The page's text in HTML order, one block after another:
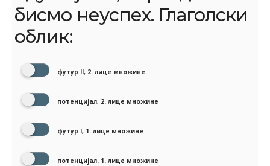
бисмо неуспех. Глаголски
облик:
футур II, 2. лице множине
потенцијал, 2. лице множине
футур I, 1. лице множине
потенцијал. 1. лице множине